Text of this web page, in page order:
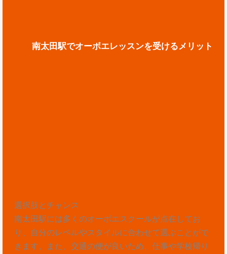
南太田駅でオーボエレッスンを受けるメリット
選択肢とチャンス
南太田駅には多くのオーボエスクールが点在してお
り、自分のレベルやスタイルに合わせて選ぶことがで
きます。また、交通の便が良いため、仕事や学校帰り